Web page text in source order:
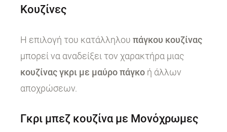
Κουζίνες
Η επιλογή του κατάλληλου πάγκου κουζίνας
μπορεί να αναδείξει τον χαρακτήρα μιας
κουζίνας γκρι με μαύρο πάγκο ή άλλων
αποχρώσεων.
Γκρι μπεζ κουζίνα με Μονόχρωμες